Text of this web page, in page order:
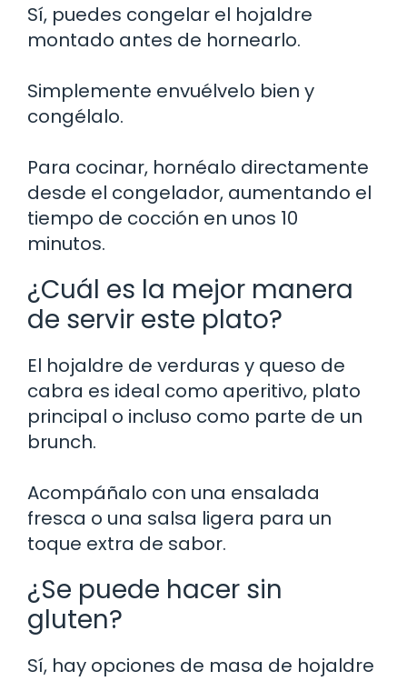
Sí, puedes congelar el hojaldre
montado antes de hornearlo.
Simplemente envuélvelo bien y
congélalo.
Para cocinar, hornéalo directamente
desde el congelador, aumentando el
tiempo de cocción en unos 10
minutos.
¿Cuál es la mejor manera
de servir este plato?
El hojaldre de verduras y queso de
cabra es ideal como aperitivo, plato
principal o incluso como parte de un
brunch.
Acompáñalo con una ensalada
fresca o una salsa ligera para un
toque extra de sabor.
¿Se puede hacer sin
gluten?
Sí, hay opciones de masa de hojaldre